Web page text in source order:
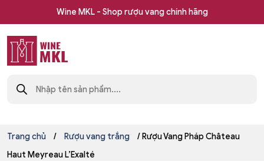
Wine MKL - Shop rượu vang chính hãng
rượu
vang
Wine
kiếm
sản
Trang chủ / Rượu vang trắng
/ Rượu Vang Pháp Château
Haut Meyreau L’Exalté